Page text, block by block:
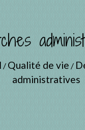
/ Qualité de vie /
administratives